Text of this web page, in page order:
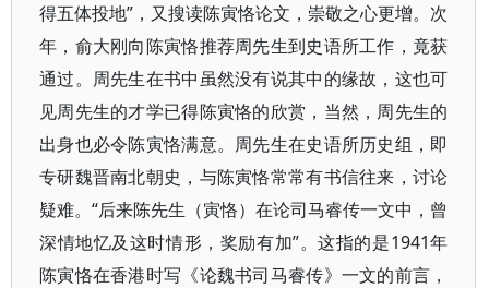
得五体投地”，又搜读陈寅恪论文，崇敬之心更增。次
年，俞大刚向陈寅恪推荐周先生到史语所工作，竟获
通过。周先生在书中虽然没有说其中的缘故，这也可
见周先生的才学已得陈寅恪的欣赏，当然，周先生的
出身也必令陈寅恪满意。周先生在史语所历史组，即
专研魏晋南北朝史，与陈寅恪常常有书信往来，讨论
疑难。“后来陈先生（寅恪）在论司马睿传一文中，曾
深情地忆及这时情形，奖励有加”。这指的是1941年
陈寅恪在香港时写《论魏书司马睿传》一文的前言，